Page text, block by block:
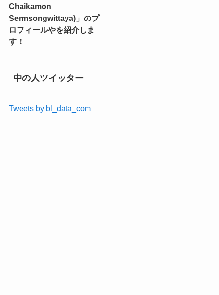
Chaikamon
Sermsongwittaya)」のプ
ロフィールやを紹介しま
す！
中の人ツイッター
Tweets by bl_data_com